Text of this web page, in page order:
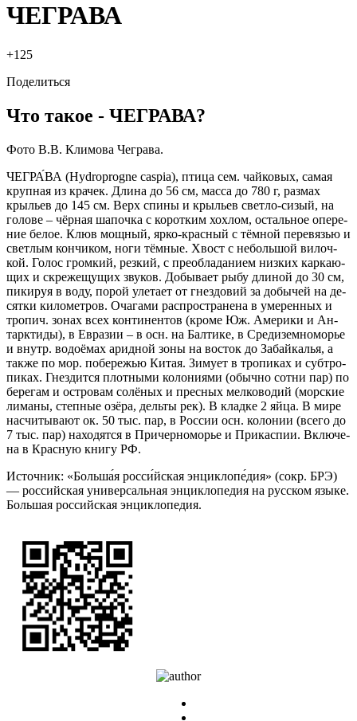
ЧЕГРАВА
+125
Поделиться
Что такое - ЧЕГРАВА?
Фото В.В. Климова Чеграва.
ЧЕГРА́ВА (Hydroprogne caspia), пти­ца сем. чай­ко­вых, са­мая
круп­ная из кра­чек. Дли­на до 56 см, мас­са до 780 г, раз­мах
крыль­ев до 145 см. Верх спи­ны и крыль­ев свет­ло-си­зый, на
го­ло­ве – чёр­ная шапоч­ка с ко­рот­ким хох­лом, ос­таль­ное опе­ре­
ние бе­лое. Клюв мощ­ный, яр­ко-крас­ный с тём­ной пе­ре­вя­зью и
свет­лым кон­чи­ком, но­ги тём­ные. Хвост с не­боль­шой ви­лоч­
кой. Го­лос гром­кий, рез­кий, с пре­об­ла­да­ни­ем низ­ких кар­каю­
щих и скре­же­щу­щих зву­ков. До­бы­ва­ет ры­бу дли­ной до 30 см,
пи­ки­руя в во­ду, по­рой уле­та­ет от гнез­до­вий за до­бы­чей на де­
сят­ки ки­ло­мет­ров. Оча­га­ми рас­про­стра­не­на в уме­рен­ных и
тро­пич. зо­нах всех кон­ти­нен­тов (кро­ме Юж. Аме­ри­ки и Ан­
тарк­ти­ды), в Ев­ра­зии – в осн. на Бал­ти­ке, в Сре­ди­зем­но­мо­рье
и внутр. во­до­ёмах арид­ной зо­ны на вос­ток до За­бай­ка­лья, а
так­же по мор. по­бе­ре­жью Ки­тая. Зи­му­ет в тро­пи­ках и суб­тро­
пи­ках. Гнез­дит­ся плот­ны­ми ко­ло­ния­ми (обыч­но сот­ни пар) по
бе­ре­гам и ост­ро­вам со­лё­ных и пре­сных мел­ко­во­дий (мор­ские
ли­ма­ны, степ­ные озё­ра, дель­ты рек). В клад­ке 2 яй­ца. В ми­ре
на­счи­ты­ва­ют ок. 50 тыс. пар, в Рос­сии осн. ко­ло­нии (все­го до
7 тыс. пар) на­хо­дят­ся в При­чер­но­мо­рье и При­кас­пии. Вклю­че­
на в Крас­ную кни­гу РФ.
Источник: «Больша́я росси́йская энциклопе́дия» (сокр. БРЭ)
— российская универсальная энциклопедия на русском языке.
Большая российская энциклопедия.